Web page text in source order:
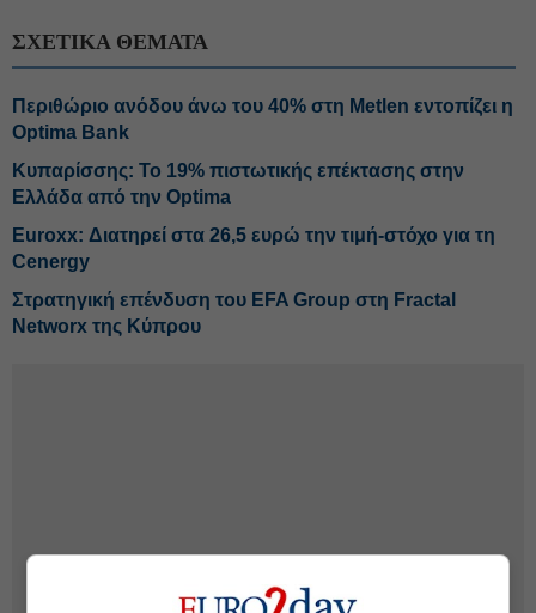
ΣΧΕΤΙΚΑ ΘΕΜΑΤΑ
Περιθώριο ανόδου άνω του 40% στη Metlen εντοπίζει η
Optima Bank
Κυπαρίσσης: Το 19% πιστωτικής επέκτασης στην
Ελλάδα από την Optima
Euroxx: Διατηρεί στα 26,5 ευρώ την τιμή-στόχο για τη
Cenergy
Στρατηγική επένδυση του EFA Group στη Fractal
Networx της Κύπρου